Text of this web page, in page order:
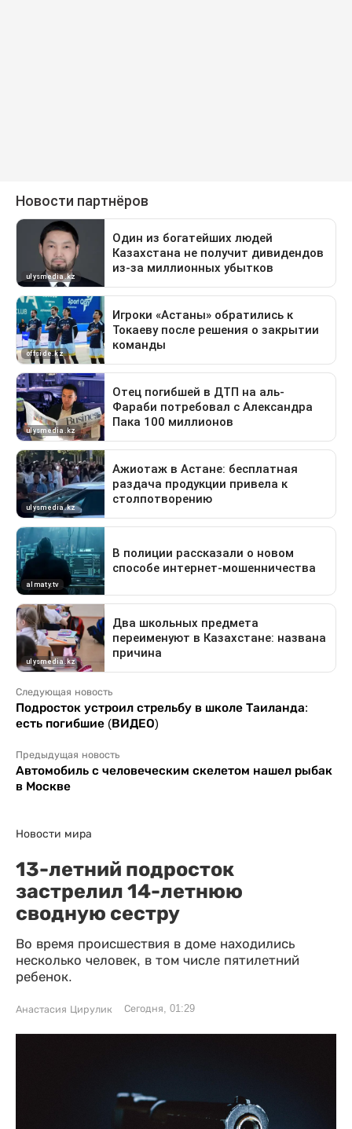
Следующая новость
Подросток устроил стрельбу в школе Таиланда:
есть погибшие (ВИДЕО)
Предыдущая новость
Автомобиль с человеческим скелетом нашел рыбак
в Москве
Новости мира
13-летний подросток
застрелил 14-летнюю
сводную сестру
Во время происшествия в доме находились
несколько человек, в том числе пятилетний
ребенок.
Анастасия Цирулик Сегодня, 01:29